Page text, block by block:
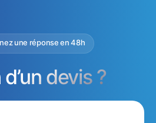
une réponse en 48h
devis ?